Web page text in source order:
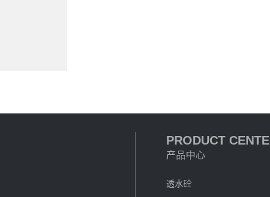
PRODUCT CENTE
产品中心
透水砼